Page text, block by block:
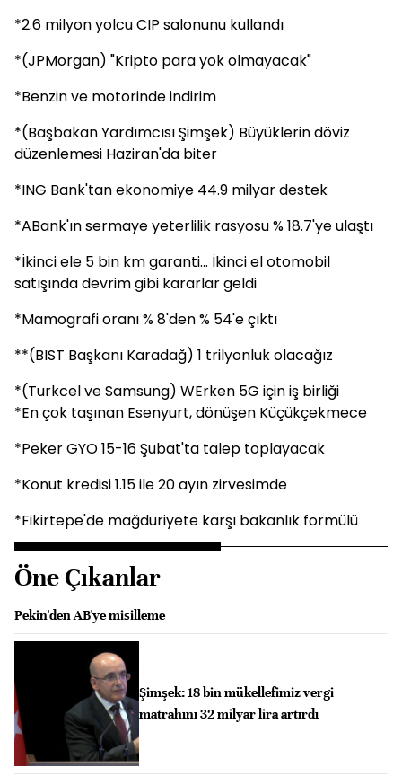
*2.6 milyon yolcu CIP salonunu kullandı
*(JPMorgan) "Kripto para yok olmayacak"
*Benzin ve motorinde indirim
*(Başbakan Yardımcısı Şimşek) Büyüklerin döviz
düzenlemesi Haziran'da biter
*ING Bank'tan ekonomiye 44.9 milyar destek
*ABank'ın sermaye yeterlilik rasyosu % 18.7'ye ulaştı
*İkinci ele 5 bin km garanti... İkinci el otomobil
satışında devrim gibi kararlar geldi
*Mamografi oranı % 8'den % 54'e çıktı
**(BIST Başkanı Karadağ) 1 trilyonluk olacağız
*(Turkcel ve Samsung) WErken 5G için iş birliği
*En çok taşınan Esenyurt, dönüşen Küçükçekmece
*Peker GYO 15-16 Şubat'ta talep toplayacak
*Konut kredisi 1.15 ile 20 ayın zirvesimde
*Fikirtepe'de mağduriyete karşı bakanlık formülü
Öne Çıkanlar
Pekin'den AB'ye misilleme
Şimşek: 18 bin mükellefimiz vergi
matrahını 32 milyar lira artırdı